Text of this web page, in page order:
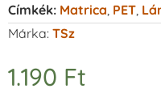
Címkék: Matrica PET
Márka: TSz
1.190 Ft